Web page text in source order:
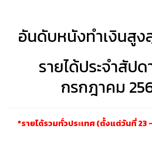
อันดับหนังทำเงินสูง
รายได้ประจำสัปด
กรกฎาคม
*รายได้รวมทั่วประเทศ (ตั้งแต่วันที่ 23